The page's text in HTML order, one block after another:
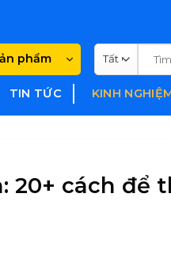
phẩm
kiếm:
TIN TỨC KINH
20+ cách để